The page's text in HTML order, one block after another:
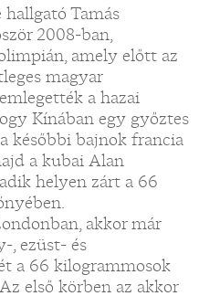
hallgató Tamás
2008-ban,
amely előtt az
magyar
a hazai
Kínában egy győztes
későbbi bajnok francia
a kubai Alan
helyen zárt a 66
akkor már
, ezüst- és
a 66 kilogrammosok
első körben az akkor